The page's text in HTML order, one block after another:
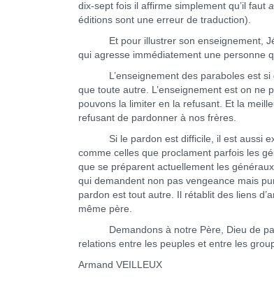
dix-sept fois il affirme simplement qu’il faut
éditions sont une erreur de traduction).
Et pour illustrer son enseignement,
qui agresse immédiatement une personne
L’enseignement des paraboles est si
que toute autre. L’enseignement est on ne
pouvons la limiter en la refusant. Et la
refusant de pardonner à nos frères.
Si le pardon est difficile, il est aussi
comme celles que proclament parfois les
que se préparent actuellement les
qui demandent non pas vengeance mais
pardon est tout autre. Il rétablit des liens
même père.
Demandons à notre Père, Dieu de
relations entre les peuples et entre les
Armand VEILLEUX